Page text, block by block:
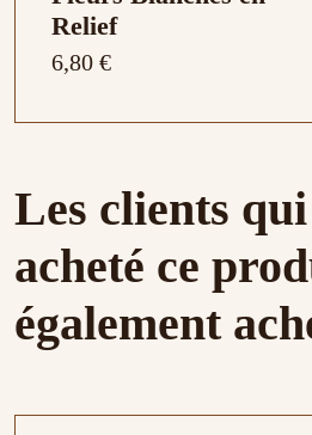
Relief
6,80 €
Les clients
acheté ce
également